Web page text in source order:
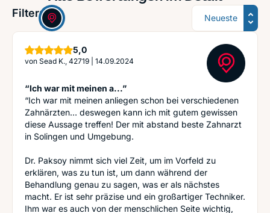
Filter: Sortierung
5,0Sterne
von Sead K., 42719 14.09.2024
“Ich war mit meinen a...”
“Ich war mit meinen anliegen schon bei verschiedenen
Zahnärzten… deswegen kann ich mit gutem gewissen
diese Aussage treffen! Der mit abstand beste Zahnarzt
in Solingen und Umgebung.
Dr. Paksoy nimmt sich viel Zeit, um im Vorfeld zu
erklären, was zu tun ist, um dann während der
Behandlung genau zu sagen, was er als nächstes
macht. Er ist sehr präzise und ein großartiger Techniker.
Ihm war es auch von der menschlichen Seite wichtig,